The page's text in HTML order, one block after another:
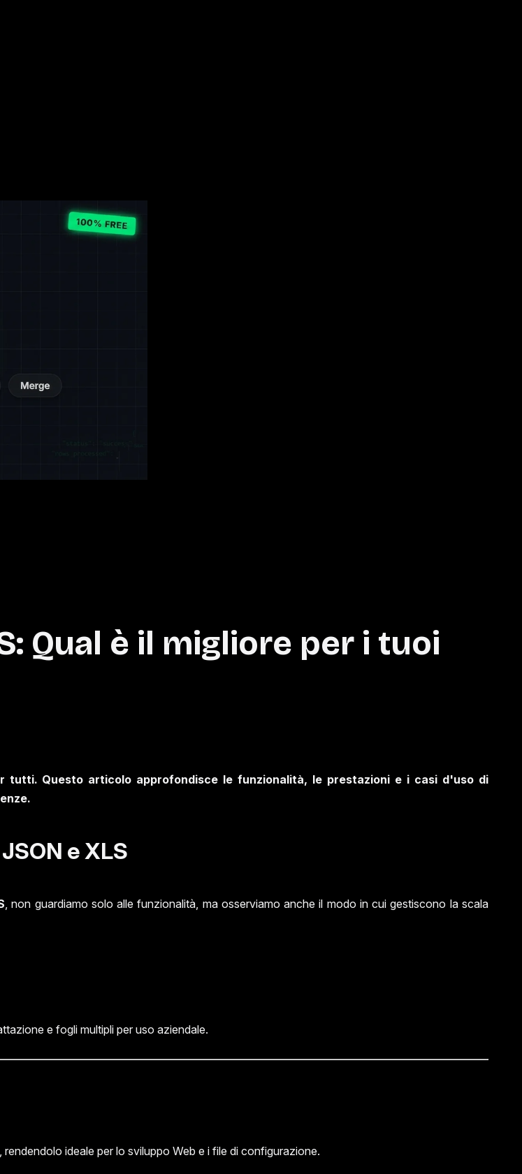
Qual è il migliore per i tuoi
tutti. Questo articolo approfondisce le funzionalità, le prestazioni e i casi d'uso di
e XLS
, non guardiamo solo alle funzionalità, ma osserviamo anche il modo in cui gestiscono la scala
e fogli multipli per uso aziendale.
ideale per lo sviluppo Web e i file di configurazione.